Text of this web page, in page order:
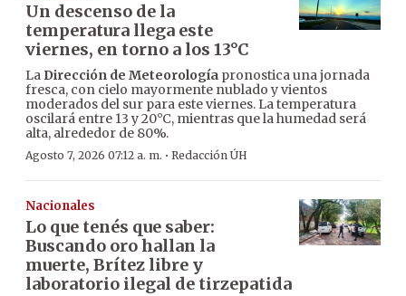
Un descenso de la
temperatura llega este
viernes, en torno a los 13°C
La Dirección de Meteorología pronostica una jornada
fresca, con cielo mayormente nublado y vientos
moderados del sur para este viernes. La temperatura
oscilará entre 13 y 20°C, mientras que la humedad será
alta, alrededor de 80%.
Agosto 7, 2026 07:12 a. m. · Redacción ÚH
Nacionales
Lo que tenés que saber:
Buscando oro hallan la
muerte, Brítez libre y
laboratorio ilegal de tirzepatida